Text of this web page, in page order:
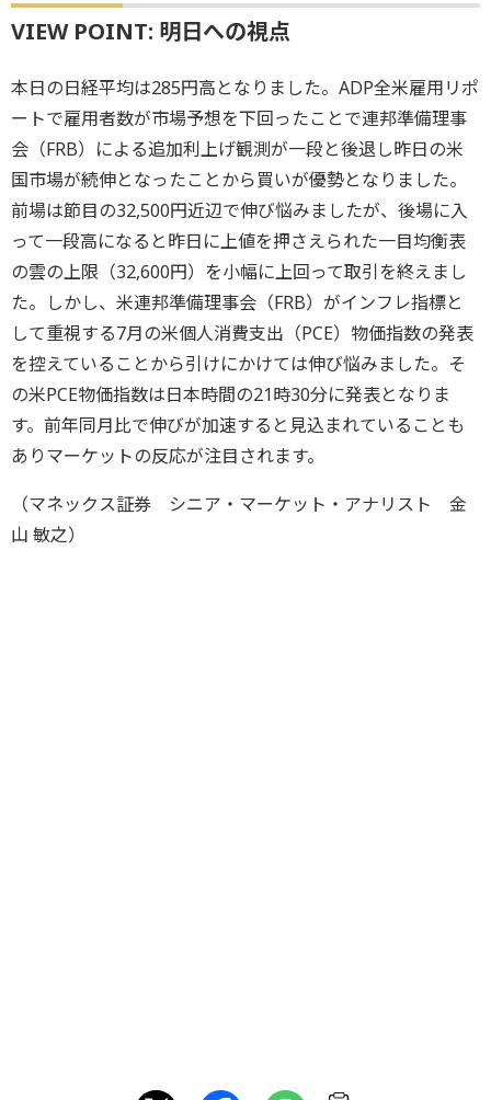
VIEW POINT: 明日への視点
本日の日経平均は285円高となりました。ADP全米雇用リポ
ートで雇用者数が市場予想を下回ったことで連邦準備理事
会（FRB）による追加利上げ観測が一段と後退し昨日の米
国市場が続伸となったことから買いが優勢となりました。
前場は節目の32,500円近辺で伸び悩みましたが、後場に入
って一段高になると昨日に上値を押さえられた一目均衡表
の雲の上限（32,600円）を小幅に上回って取引を終えまし
た。しかし、米連邦準備理事会（FRB）がインフレ指標と
して重視する7月の米個人消費支出（PCE）物価指数の発表
を控えていることから引けにかけては伸び悩みました。そ
の米PCE物価指数は日本時間の21時30分に発表となりま
す。前年同月比で伸びが加速すると見込まれていることも
ありマーケットの反応が注目されます。
（マネックス証券 シニア・マーケット・アナリスト 金
山 敏之）